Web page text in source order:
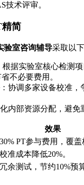
技术评审。
简
验室咨询辅导采取以
根据实验室核心检测
不必要费用。
：协调多家设备校准
化内部资源分配，避免
效果
PT参与费用，覆盖
准成本降低20%。
余测试，节约10%预